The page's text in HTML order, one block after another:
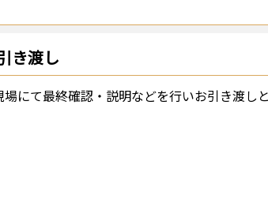
き渡し
にて最終確認・説明などを行いお引き渡し